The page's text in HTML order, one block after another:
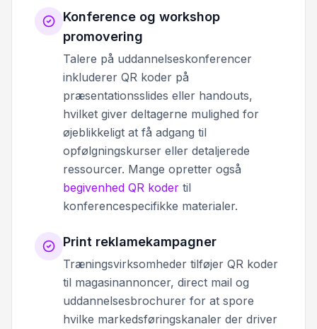
Konference og workshop
promovering
Talere på uddannelseskonferencer
inkluderer QR koder på
præsentationsslides eller handouts,
hvilket giver deltagerne mulighed for
øjeblikkeligt at få adgang til
opfølgningskurser eller detaljerede
ressourcer. Mange opretter også
begivenhed QR koder til
konferencespecifikke materialer.
Print reklamekampagner
Træningsvirksomheder tilføjer QR koder
til magasinannoncer, direct mail og
uddannelsesbrochurer for at spore
hvilke markedsføringskanaler der driver